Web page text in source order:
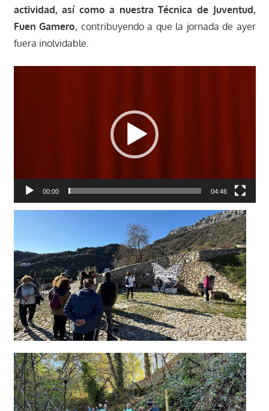
actividad, así como a nuestra Técnica de Juventud,
Fuen Gamero, contribuyendo a que la jornada de ayer
fuera inolvidable.
00:00 04:46